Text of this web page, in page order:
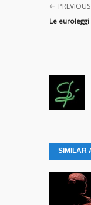
Le
SIMILAR